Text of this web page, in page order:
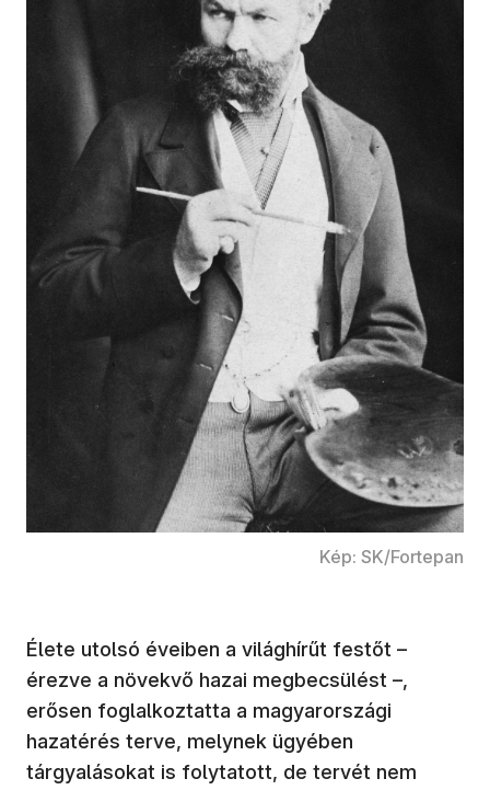
Kép: SK/Fortepan
Élete utolsó éveiben a világhírűt festőt –
érezve a növekvő hazai megbecsülést –,
erősen foglalkoztatta a magyarországi
hazatérés terve, melynek ügyében
tárgyalásokat is folytatott, de tervét nem